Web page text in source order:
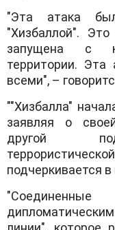
"Эта атака
"Хизбаллой".
запущена с
территории.
всеми", –
""Хизбалла"
заявляя о
другой
подчеркивается